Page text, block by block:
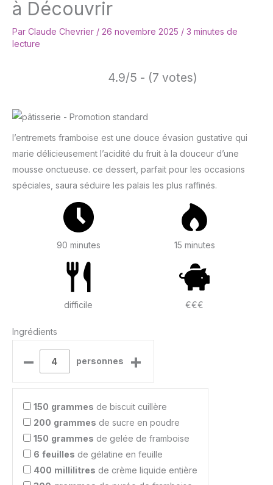
à Découvrir
Par Claude Chevrier / 26 novembre 2025 / 3 minutes de
lecture
4.9/5 - (7 votes)
l’entremets framboise est une douce évasion gustative qui
marie délicieusement l’acidité du fruit à la douceur d’une
mousse onctueuse. ce dessert, parfait pour les occasions
spéciales, saura séduire les palais les plus raffinés.
90 minutes 15 minutes
difficile €€€
Ingrédients
– personnes +
150 grammes de biscuit cuillère
200 grammes de sucre en poudre
150 grammes de gelée de framboise
6 feuilles de gélatine en feuille
400 millilitres de crème liquide entière